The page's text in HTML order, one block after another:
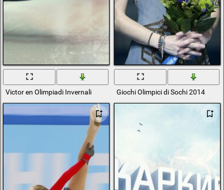
Victor en Olimpiadi Invernali Giochi Olimpici di Sochi 2014